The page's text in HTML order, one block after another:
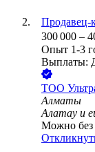
Продавец-
300 000 –
Опыт 1-3
Выплаты:
ТОО
Алматы
Алатау и
Можно без